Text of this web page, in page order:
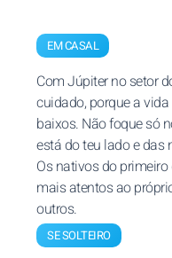
EM CASAL
Com Júpiter no setor
cuidado, porque a
baixos. Não foque só
está do teu lado e das
Os nativos do
mais atentos ao
outros.
SE SOLTEIRO